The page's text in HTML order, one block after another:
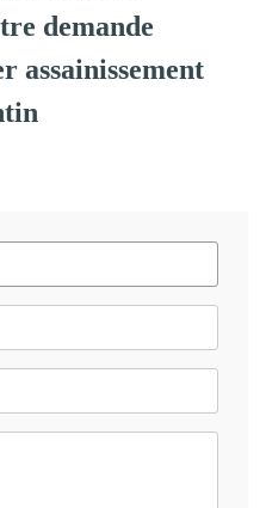
demande
assainissement